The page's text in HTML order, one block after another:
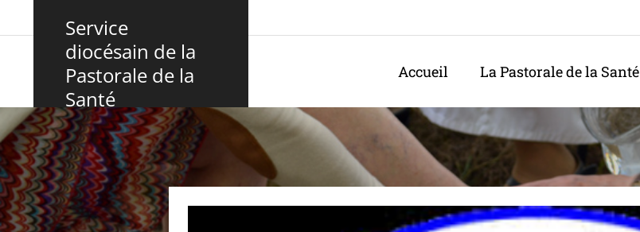
Service
diocésain de la
Pastorale de la
Santé
Accueil La Pastorale de la Santé